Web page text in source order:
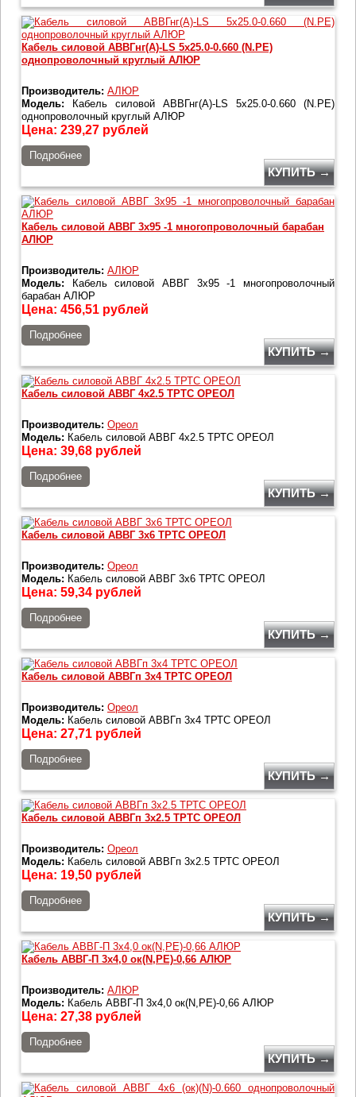
Кабель силовой АВВГнг(А)-LS 5х25.0-0.660 (N.PE)
однопроволочный круглый АЛЮР
Производитель: АЛЮР
Модель: Кабель силовой АВВГнг(А)-LS 5х25.0-0.660 (N.PE)
однопроволочный круглый АЛЮР
Цена: 239,27 рублей
Подробнее
КУПИТЬ →
Кабель силовой АВВГ 3х95 -1 многопроволочный барабан
АЛЮР
Производитель: АЛЮР
Модель: Кабель силовой АВВГ 3х95 -1 многопроволочный
барабан АЛЮР
Цена: 456,51 рублей
Подробнее
КУПИТЬ →
Кабель силовой АВВГ 4х2.5 ТРТС ОРЕОЛ
Производитель: Ореол
Модель: Кабель силовой АВВГ 4х2.5 ТРТС ОРЕОЛ
Цена: 39,68 рублей
Подробнее
КУПИТЬ →
Кабель силовой АВВГ 3х6 ТРТС ОРЕОЛ
Производитель: Ореол
Модель: Кабель силовой АВВГ 3х6 ТРТС ОРЕОЛ
Цена: 59,34 рублей
Подробнее
КУПИТЬ →
Кабель силовой АВВГп 3х4 ТРТС ОРЕОЛ
Производитель: Ореол
Модель: Кабель силовой АВВГп 3х4 ТРТС ОРЕОЛ
Цена: 27,71 рублей
Подробнее
КУПИТЬ →
Кабель силовой АВВГп 3х2.5 ТРТС ОРЕОЛ
Производитель: Ореол
Модель: Кабель силовой АВВГп 3х2.5 ТРТС ОРЕОЛ
Цена: 19,50 рублей
Подробнее
КУПИТЬ →
Кабель АВВГ-П 3х4,0 ок(N,РЕ)-0,66 АЛЮР
Производитель: АЛЮР
Модель: Кабель АВВГ-П 3х4,0 ок(N,РЕ)-0,66 АЛЮР
Цена: 27,38 рублей
Подробнее
КУПИТЬ →